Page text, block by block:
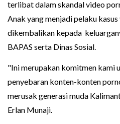
terlibat dalam skandal video
Anak yang menjadi pelaku
dikembalikan kepada
BAPAS serta Dinas Sosial.
"Ini merupakan komitmen kami
penyebaran konten-konten
merusak generasi muda
Erlan Munaji.